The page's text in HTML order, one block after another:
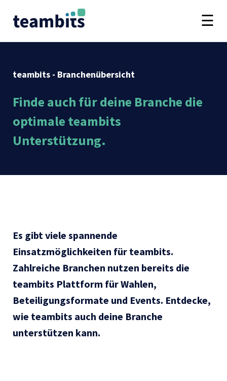
teambits - Branchenübersicht
Finde auch für deine Branche die
optimale teambits
Unterstützung.
Es gibt viele spannende
Einsatzmöglichkeiten für teambits.
Zahlreiche Branchen nutzen bereits die
teambits Plattform für Wahlen,
Beteiligungsformate und Events. Entdecke,
wie teambits auch deine Branche
unterstützen kann.